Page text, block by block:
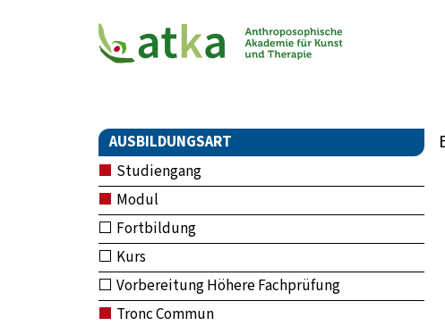
AUSBILDUNGSART
Studiengang
Modul
Fortbildung
Kurs
Vorbereitung Höhere Fachprüfung
Tronc Commun